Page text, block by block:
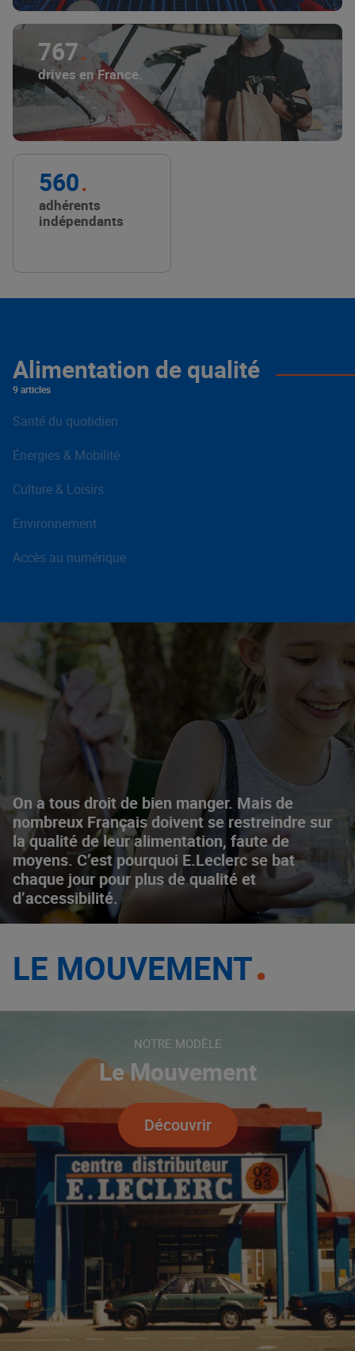
767
drives en France.
560
adhérents
indépendants
On a tous droit de bien manger. Mais de
nombreux Français doivent se restreindre sur
la qualité de leur alimentation, faute de
moyens. C’est pourquoi E.Leclerc se bat
chaque jour pour plus de qualité et
d’accessibilité.
Alimentation de qualité
9 articles
Santé du quotidien
Énergies & Mobilité
Culture & Loisirs
Environnement
Accès au numérique
LE MOUVEMENT
NOTRE MODÈLE
Le Mouvement
Découvrir